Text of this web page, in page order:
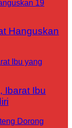
Hanguskan
Ibarat Ibu